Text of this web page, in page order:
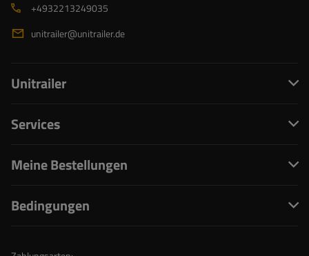
+4932213249035
unitrailer@unitrailer.de
Unitrailer
Services
Meine Bestellungen
Bedingungen